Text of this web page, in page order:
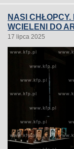
NASI
WCIELENI DO
17 lipca 2025